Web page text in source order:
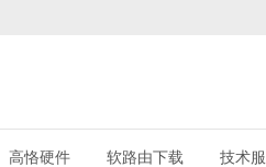
高恪硬件 软路由下载 技术